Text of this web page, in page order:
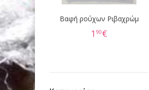
Βαφή ρούχων Ριβαχρώμ
1 90€